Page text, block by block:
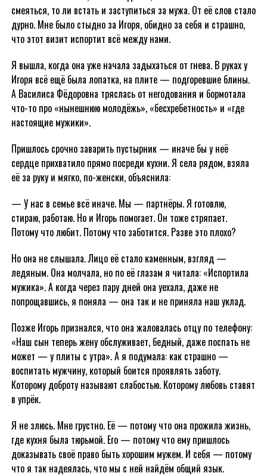
смеяться, то ли встать и заступиться за мужа. От её слов стало
дурно. Мне было стыдно за Игоря, обидно за себя и страшно,
что этот визит испортит всё между нами.
Я вышла, когда она уже начала задыхаться от гнева. В руках у
Игоря всё ещё была лопатка, на плите — подгоревшие блины.
А Василиса Фёдоровна тряслась от негодования и бормотала
что-то про «нынешнюю молодёжь», «бесхребетность» и «где
настоящие мужики».
Пришлось срочно заварить пустырник — иначе бы у неё
сердце прихватило прямо посреди кухни. Я села рядом, взяла
её за руку и мягко, по-женски, объяснила:
— У нас в семье всё иначе. Мы — партнёры. Я готовлю,
стираю, работаю. Но и Игорь помогает. Он тоже стряпает.
Потому что любит. Потому что заботится. Разве это плохо?
Но она не слышала. Лицо её стало каменным, взгляд —
ледяным. Она молчала, но по её глазам я читала: «Испортила
мужика». А когда через пару дней она уехала, даже не
попрощавшись, я поняла — она так и не приняла наш уклад.
Позже Игорь признался, что она жаловалась отцу по телефону:
«Наш сын теперь жену обслуживает, бедный, даже поспать не
может — у плиты с утра». А я подумала: как страшно —
воспитать мужчину, который боится проявлять заботу.
Которому доброту называют слабостью. Которому любовь ставят
в упрёк.
Я не злюсь. Мне грустно. Её — потому что она прожила жизнь,
где кухня была тюрьмой. Его — потому что ему пришлось
доказывать своё право быть хорошим мужем. И себя — потому
что я так надеялась, что мы с ней найдём общий язык.